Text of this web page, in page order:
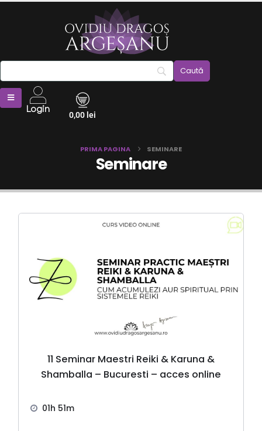
Login 0,00 lei
PRIMA PAGINA SEMINARE
Seminare
11 Seminar Maestri Reiki & Karuna &
Shamballa – Bucuresti – acces online
01h 51m